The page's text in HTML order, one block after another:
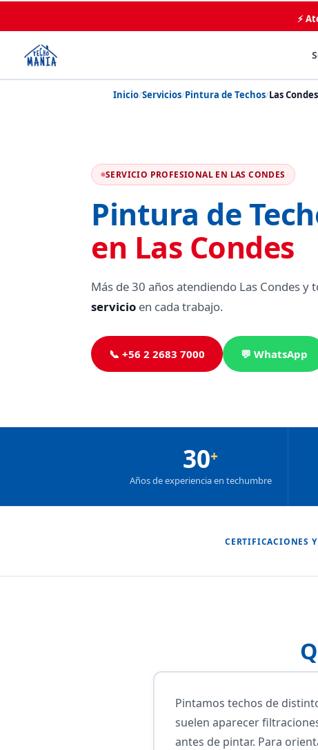
⚡
Inicio/Servicios/Pintura de Techos/Las Condes
SERVICIO PROFESIONAL EN LAS CONDES
Pintura de
en Las Condes
Más de 30 años atendiendo Las Condes y
servicio en cada trabajo.
📞 +56 2 2683 7000 💬 WhatsApp
30+
Años de experiencia en techumbre
CERTIFICACIONES Y
Pintamos techos de
suelen aparecer
antes de pintar. Para